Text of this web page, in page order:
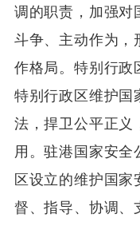
调的职责，加强对
斗争、主动作为，
作格局。特别行政
特别行政区维护国
法，捍卫公平正义
用。驻港国家安全
区设立的维护国家
督、指导、协调、